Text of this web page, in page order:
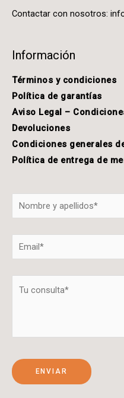
Contactar con nosotros:
Información
Términos y condiciones
Política de garantías
Aviso Legal –
Devoluciones
Condiciones generales
Política de entrega de